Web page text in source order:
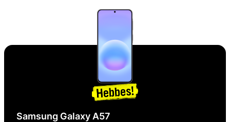
Samsung Galaxy A57